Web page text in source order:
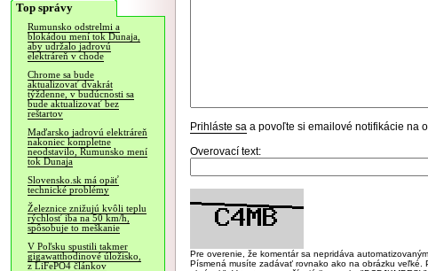
Top správy
Rumunsko odstrelmi a
blokádou mení tok Dunaja,
aby udržalo jadrovú
elektráreň v chode
Chrome sa bude
aktualizovať dvakrát
týždenne, v budúcnosti sa
bude aktualizovať bez
reštartov
Maďarsko jadrovú elektráreň
nakoniec kompletne
neodstavilo, Rumunsko mení
tok Dunaja
Slovensko.sk má opäť
technické problémy
Železnice znižujú kvôli teplu
rýchlosť iba na 50 km/h,
spôsobuje to meškanie
V Poľsku spustili takmer
gigawatthodinové úložisko,
z LiFePO4 článkov
Prihláste sa a povoľte si emailové notifikácie na
Overovací text:
Pre overenie, že komentár sa nepridáva
Písmená musíte zadávať rovnako ako na obrázku